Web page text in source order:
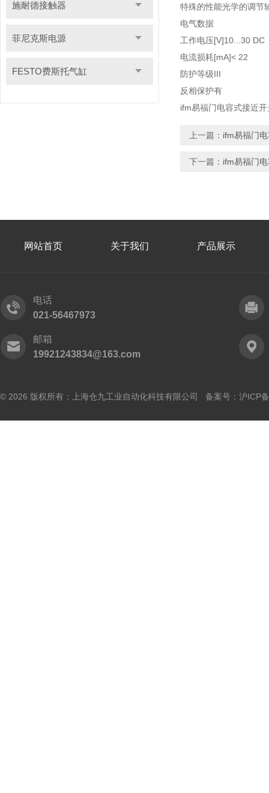
施耐德接触器
菲尼克斯电源
FESTO费斯托气缸
特殊的性能光学的调节
电气数据
工作电压[V]10...30 DC
电流损耗[mA]< 22
防护等级III
反相保护有
ifm易福门电容式接近
上一篇： ifm易福门
下一篇： ifm易福门
网站首页 关于我们 产品展示
电话
021-56467973
邮箱
19921243834@163.com
© 2026 版权所有：上海仓九工业自动化科技有限公司 备案号： 沪ICP